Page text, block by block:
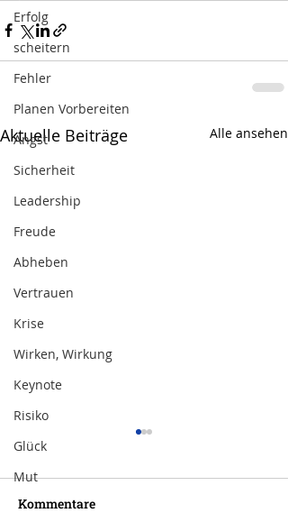
Erfolg
scheitern
Fehler
Planen Vorbereiten
Angst
Sicherheit
Leadership
Freude
Abheben
Vertrauen
Krise
Wirken, Wirkung
Keynote
Risiko
Glück
Mut
Aktuelle Beiträge Alle ansehen
Kommentare